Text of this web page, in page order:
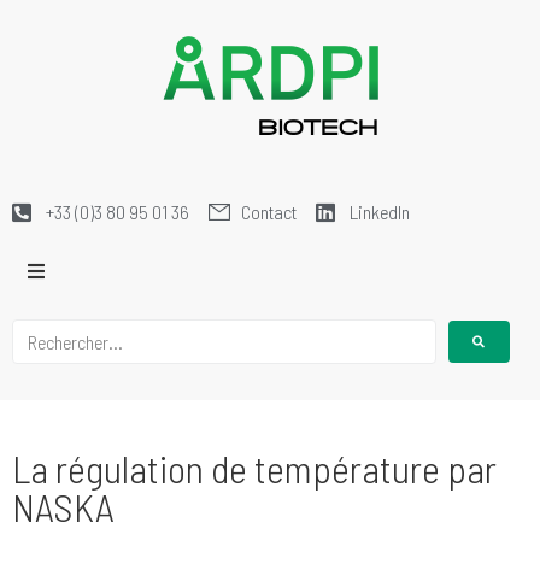
+33 (0)3 80 95 01 36 Contact LinkedIn
La régulation de température par
NASKA